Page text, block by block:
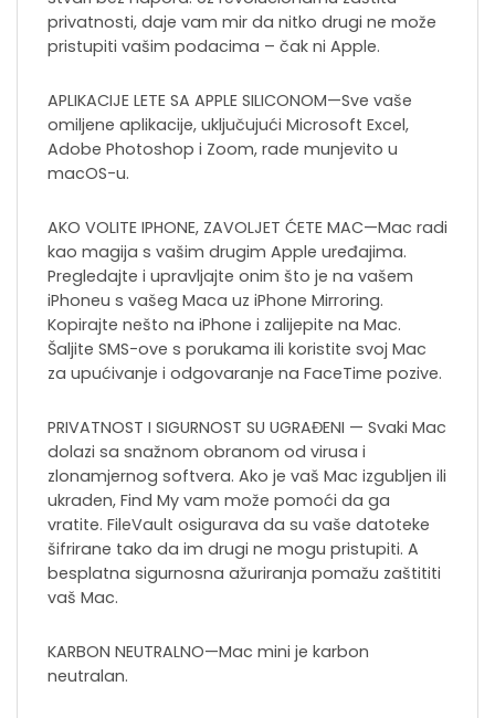
privatnosti, daje vam mir da nitko drugi ne može
pristupiti vašim podacima – čak ni Apple.
APLIKACIJE LETE SA APPLE SILICONOM—Sve vaše
omiljene aplikacije, uključujući Microsoft Excel,
Adobe Photoshop i Zoom, rade munjevito u
macOS-u.
AKO VOLITE IPHONE, ZAVOLJET ĆETE MAC—Mac radi
kao magija s vašim drugim Apple uređajima.
Pregledajte i upravljajte onim što je na vašem
iPhoneu s vašeg Maca uz iPhone Mirroring.
Kopirajte nešto na iPhone i zalijepite na Mac.
Šaljite SMS-ove s porukama ili koristite svoj Mac
za upućivanje i odgovaranje na FaceTime pozive.
PRIVATNOST I SIGURNOST SU UGRAĐENI — Svaki Mac
dolazi sa snažnom obranom od virusa i
zlonamjernog softvera. Ako je vaš Mac izgubljen ili
ukraden, Find My vam može pomoći da ga
vratite. FileVault osigurava da su vaše datoteke
šifrirane tako da im drugi ne mogu pristupiti. A
besplatna sigurnosna ažuriranja pomažu zaštititi
vaš Mac.
KARBON NEUTRALNO—Mac mini je karbon
neutralan.